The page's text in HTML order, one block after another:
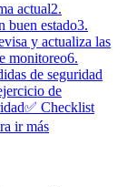
actual2.
buen estado3.
y actualiza las
monitoreo6.
de seguridad
de
✅ Checklist
ir más